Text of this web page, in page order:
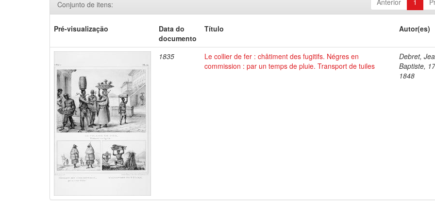
Anterior 1
Conjunto de itens:
Pré-visualização
Data do
documento
Título Autor(es)
1835
Le collier de fer : châtiment des fugitifs. Négres en
commission : par un temps de pluie. Transport de tuiles
Debret,
Baptiste,
1848